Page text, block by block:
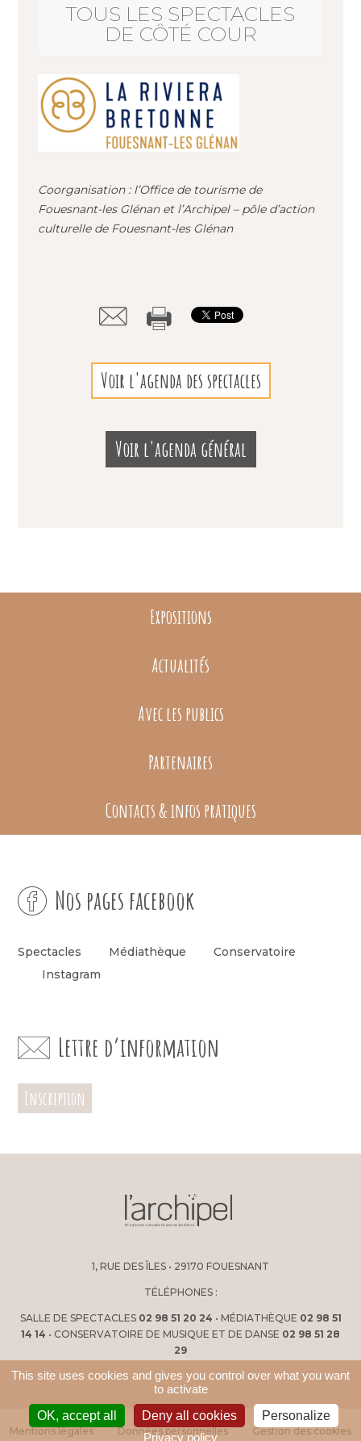
TOUS LES SPECTACLES
DE CÔTÉ COUR
Coorganisation : l’Office de tourisme de
Fouesnant-les Glénan et l’Archipel – pôle d’action
culturelle de Fouesnant-les Glénan
Voir l'agenda des spectacles
Voir l'agenda général
Expositions
Actualités
Avec les publics
Partenaires
Contacts & infos pratiques
Nos pages facebook
Spectacles Médiathèque
Conservatoire
Instagram
Lettre d’information
Inscription
1, RUE DES ÎLES • 29170 FOUESNANT
TÉLÉPHONES :
SALLE DE SPECTACLES 02 98 51 20 24 • MÉDIATHÈQUE 02 98 51
14 14 • CONSERVATOIRE DE MUSIQUE ET DE DANSE 02 98 51 28
29
Mentions légales Données personnelles Gestion des cookies
This site uses cookies and gives you control over what you want
to activate
OK, accept all
Deny all cookies
Personalize
Privacy policy